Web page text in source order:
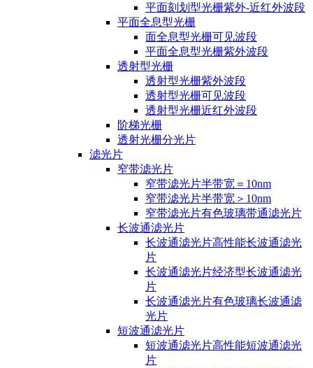
平面刻划型光栅紫外-近红外波段
平面全息型光栅
面全息型光栅可见波段
平面全息型光栅紫外波段
透射型光栅
透射型光栅紫外波段
透射型光栅可见波段
透射型光栅近红外波段
阶梯光栅
透射光栅分光片
滤光片
窄带滤光片
窄带滤光片半带宽＝10nm
窄带滤光片半带宽＞10nm
窄带滤光片有色玻璃带通滤光片
长波通滤光片
长波通滤光片高性能长波通滤光
片
长波通滤光片经济型长波通滤光
片
长波通滤光片有色玻璃长波通滤
光片
短波通滤光片
短波通滤光片高性能短波通滤光
片